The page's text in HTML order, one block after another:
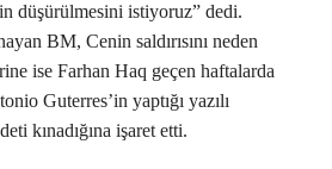
düşürülmesini istiyoruz” dedi.
BM, Cenin saldırısını neden
ise Farhan Haq geçen haftalarda
Guterres’in yaptığı yazılı
kınadığına işaret etti.